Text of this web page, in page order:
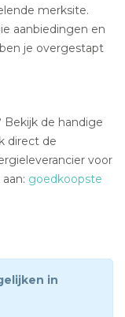
merksite.
aanbiedingen en
je overgestapt
de handige
direct de
voor
goedkoopste
in